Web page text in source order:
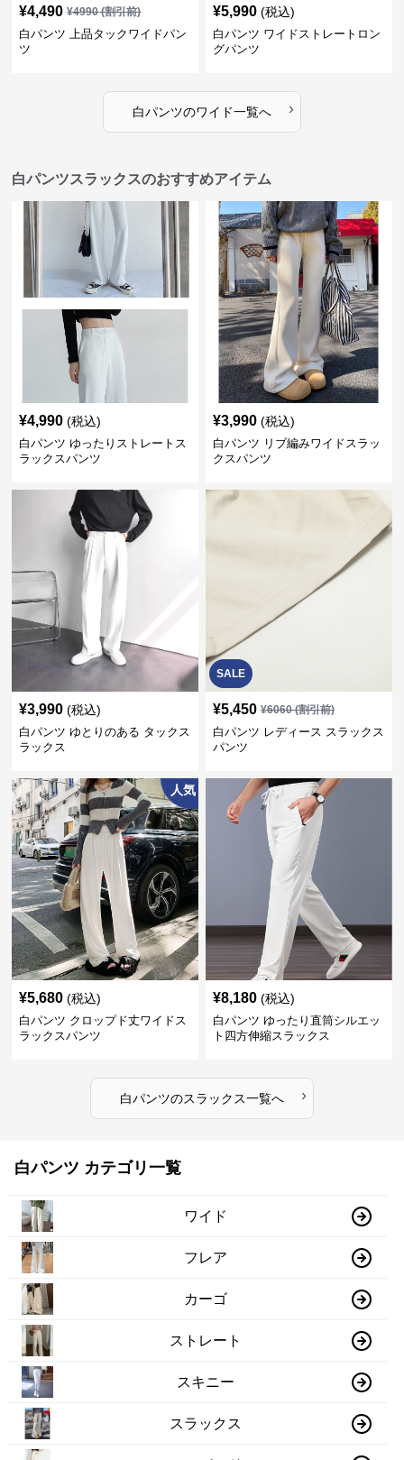
¥4,490 ¥4990(割引前)
白パンツ 上品タックワイドパン
ツ
¥5,990 (税込)
白パンツ ワイドストレートロン
グパンツ
白パンツのワイド一覧へ ›
白パンツスラックスのおすすめアイテム
¥4,990 (税込)
白パンツ ゆったりストレートス
ラックスパンツ
¥3,990 (税込)
白パンツ リブ編みワイドスラッ
クスパンツ
¥3,990 (税込)
白パンツ ゆとりのある タックス
ラックス
SALE
¥5,450 ¥6060(割引前)
白パンツ レディース スラックス
パンツ
人気
¥5,680 (税込)
白パンツ クロップド丈ワイドス
ラックスパンツ
¥8,180 (税込)
白パンツ ゆったり直筒シルエッ
ト四方伸縮スラックス
白パンツのスラックス一覧へ ›
白パンツ カテゴリ一覧
ワイド
フレア
カーゴ
ストレート
スキニー
スラックス